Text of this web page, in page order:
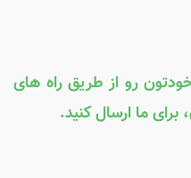
رو از طریق راه های
ما ارسال کنید.